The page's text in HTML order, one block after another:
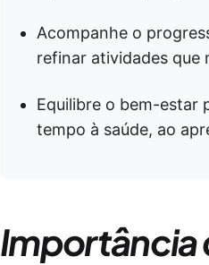
Acompanhe o
refinar atividades que
Equilibre o bem-estar
tempo à saúde, ao
Importância